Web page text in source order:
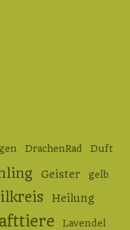
DrachenRad Duft
Geister gelb
Heilung
Lavendel